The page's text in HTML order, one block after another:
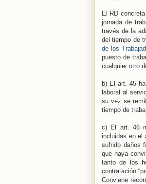
El RD
jornada de
través de la
del tiempo de
de los
puesto de
cualquier otro
b) El art. 45
laboral al
su vez se
tiempo de
c) El art. 46
incluidas en el
sufrido daños
que haya
tanto de los
contratación
Conviene